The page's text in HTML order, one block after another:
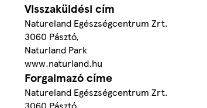
Visszaküldési cím
Natureland Egészségcentrum Zrt.
3060 Pásztó,
Naturland Park
www.naturland.hu
Forgalmazó címe
Natureland Egészségcentrum Zrt.